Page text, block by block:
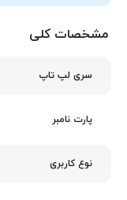
مشخصات کلی
سری لپ تاپ
پارت نامبر
نوع کاربری